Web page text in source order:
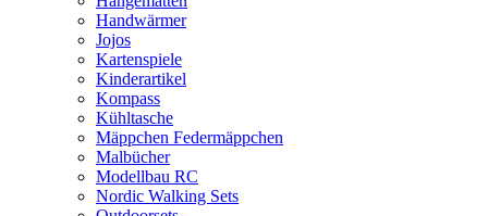
Handwärmer
Jojos
Kartenspiele
Kinderartikel
Kompass
Kühltasche
Mäppchen Federmäppchen
Malbücher
Modellbau RC
Nordic Walking Sets